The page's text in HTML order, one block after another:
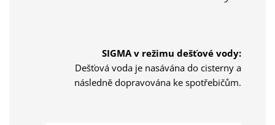
SIGMA v režimu dešťové vody:
Dešťová voda je nasávána do cisterny a
následně dopravována ke spotřebičům.